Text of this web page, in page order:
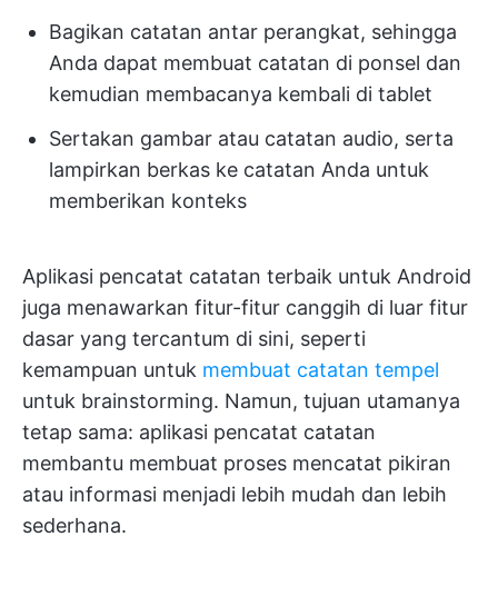
Bagikan catatan antar perangkat, sehingga
Anda dapat membuat catatan di ponsel dan
kemudian membacanya kembali di tablet
Sertakan gambar atau catatan audio, serta
lampirkan berkas ke catatan Anda untuk
memberikan konteks
Aplikasi pencatat catatan terbaik untuk Android
juga menawarkan fitur-fitur canggih di luar fitur
dasar yang tercantum di sini, seperti
kemampuan untuk membuat catatan tempel
untuk brainstorming. Namun, tujuan utamanya
tetap sama: aplikasi pencatat catatan
membantu membuat proses mencatat pikiran
atau informasi menjadi lebih mudah dan lebih
sederhana.